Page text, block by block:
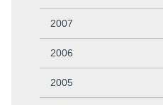
2007
2006
2005